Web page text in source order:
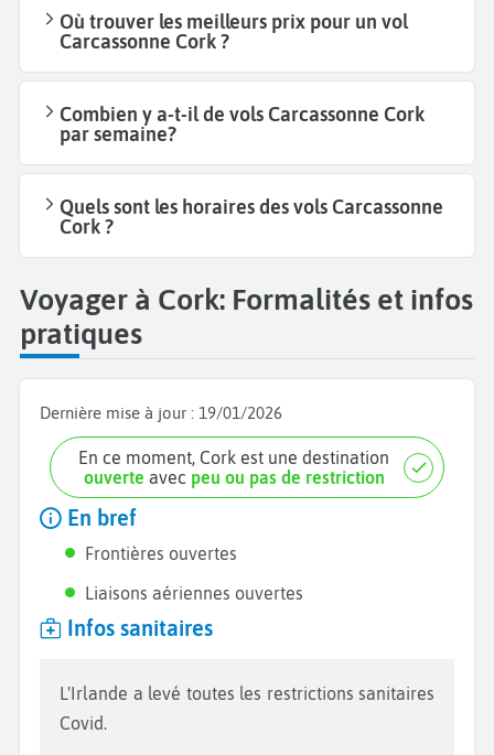
Où trouver les meilleurs prix pour un vol
Carcassonne Cork ?
Combien y a-t-il de vols Carcassonne Cork
par semaine?
Quels sont les horaires des vols Carcassonne
Cork ?
Voyager à Cork: Formalités et infos
pratiques
Dernière mise à jour : 19/01/2026
En ce moment, Cork est une destination
ouverte avec peu ou pas de restriction
En bref
Frontières ouvertes
Liaisons aériennes ouvertes
Infos sanitaires
L'Irlande a levé toutes les restrictions sanitaires
Covid.